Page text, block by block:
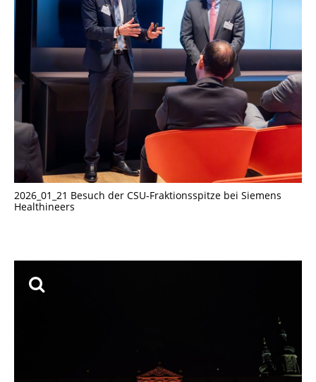
2026_01_21 Besuch der CSU-Fraktionsspitze bei Siemens
Healthineers